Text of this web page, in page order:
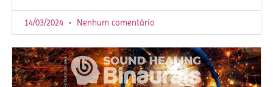
14/03/2024 Nenhum comentário